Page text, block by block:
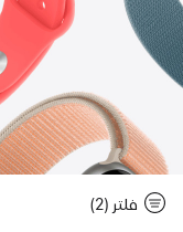
فلتر (2)